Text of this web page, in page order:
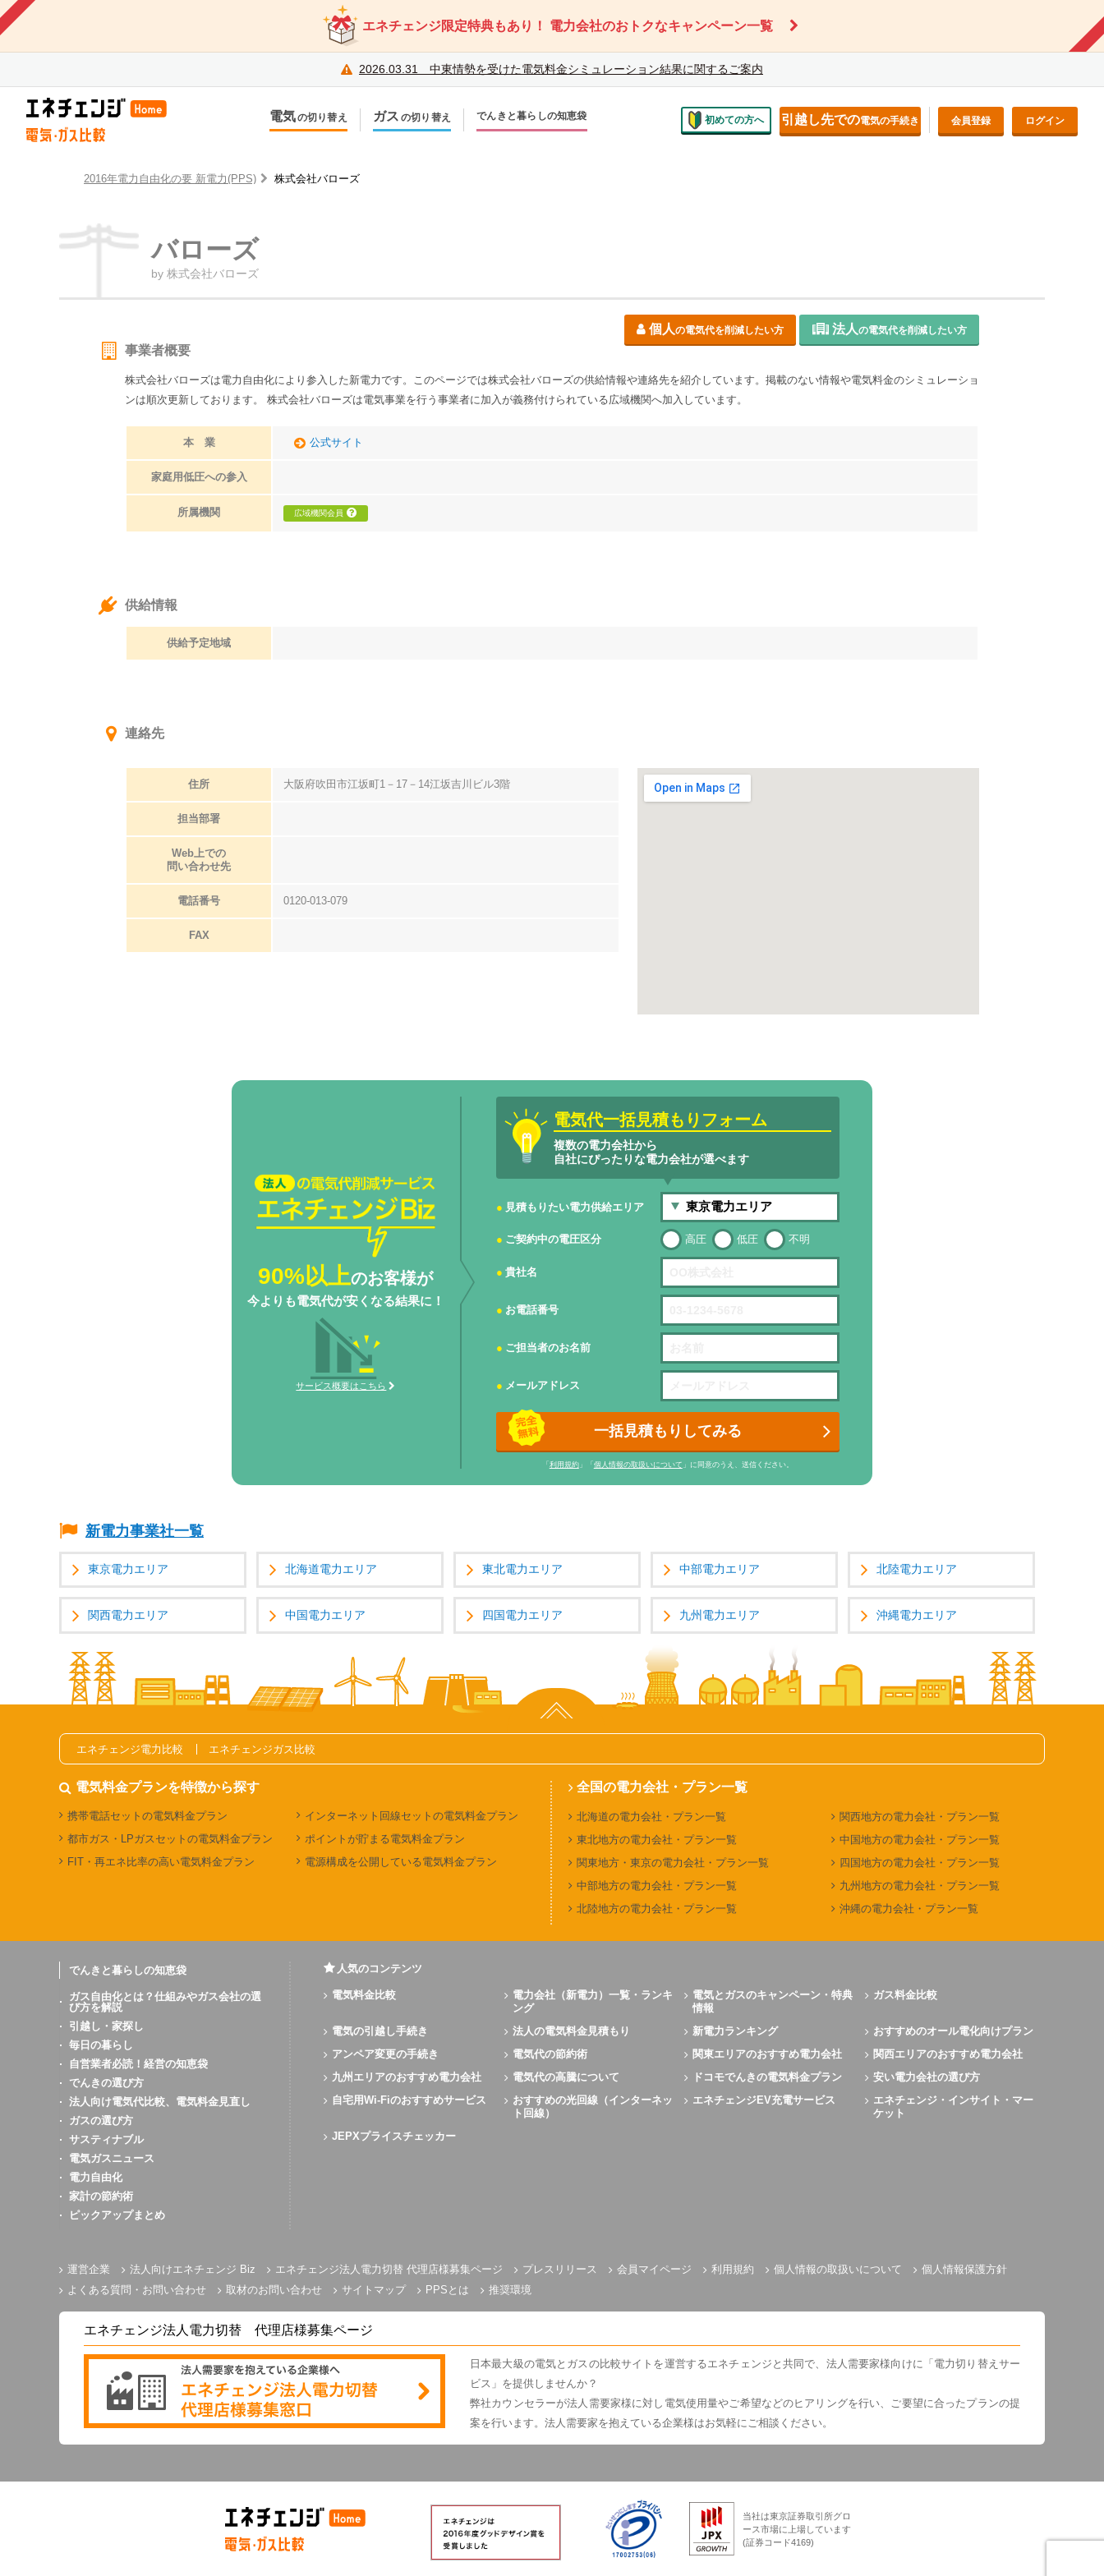
エネチェンジ限定特典もあり！ 電力会社のおトクなキャンペーン一覧
2026.03.31 中東情勢を受けた電気料金シミュレーション結果に関するご案内
電気の切り替え ガス の切り替え でんきと暮らしの知恵袋 初めての方へ 引越し先での電気の手続き 会員登録 ログイン
2016年電力自由化の要 新電力(PPS) 株式会社バローズ
バローズ
by 株式会社バローズ
個人の電気代を削減したい方 法人の電気代を削減したい方
事業者概要
株式会社バローズは電力自由化により参入した新電力です。このページでは株式会社バローズの供給情報や連絡先を紹介しています。掲載のない情報や電気料金のシミュレーショ
ンは順次更新しております。 株式会社バローズは電気事業を行う事業者に加入が義務付けられている広域機関へ加入しています。
本 業 公式サイト
家庭用低圧への参入
所属機関 広域機関会員
供給情報
供給予定地域
連絡先
住所 大阪府吹田市江坂町1－17－14江坂吉川ビル3階
担当部署
Web上での
問い合わせ先
電話番号 0120-013-079
FAX
法人の電気代削減サービスエネ
チェンジ Biz
90%以上のお客様が
今よりも電気代が安くなる結果に！
サービス概要はこちら
電気代一括見積もりフォーム
複数の電力会社から
自社にぴったりな電力会社が選べます
見積もりたい電力供給エリア
ご契約中の電圧区分 高圧 低圧 不明
貴社名
お電話番号
ご担当者のお名前
メールアドレス
一括見積もりしてみる
「 利用規約」「 個人情報の取扱いについて 」に同意のうえ、送信ください。
新電力事業社一覧
東京電力エリア 北海道電力エリア 東北電力エリア 中部電力エリア 北陸電力エリア
関西電力エリア 中国電力エリア 四国電力エリア 九州電力エリア 沖縄電力エリア
ページ上部へ
エネチェンジ電力比較 エネチェンジガス比較
電気料金プランを特徴から探す
携帯電話セットの電気料金プラン
インターネット回線セットの電気料金プラン
都市ガス・LPガスセットの電気料金プラン
ポイントが貯まる電気料金プラン
FIT・再エネ比率の高い電気料金プラン
電源構成を公開している電気料金プラン
全国の電力会社・プラン一覧
北海道の電力会社・プラン一覧
東北地方の電力会社・プラン一覧
関東地方・東京の電力会社・プラン一覧
中部地方の電力会社・プラン一覧
北陸地方の電力会社・プラン一覧
関西地方の電力会社・プラン一覧
中国地方の電力会社・プラン一覧
四国地方の電力会社・プラン一覧
九州地方の電力会社・プラン一覧
沖縄の電力会社・プラン一覧
でんきと暮らしの知恵袋
ガス自由化とは？仕組みやガス会社の選
び方を解説
引越し・家探し
毎日の暮らし
自営業者必読！経営の知恵袋
でんきの選び方
法人向け電気代比較、電気料金見直し
ガスの選び方
サスティナブル
電気ガスニュース
電力自由化
家計の節約術
ピックアップまとめ
人気のコンテンツ
電気料金比較
電力会社（新電力）一覧・ランキ
ング
電気とガスのキャンペーン・特典
情報
ガス料金比較
電気の引越し手続き 法人の電気料金見積もり 新電力ランキング
おすすめのオール電化向けプラン
アンペア変更の手続き
電気代の節約術 関東エリアのおすすめ電力会社
関西エリアのおすすめ電力会社
九州エリアのおすすめ電力会社
電気代の高騰について ドコモでんきの電気料金プラン
安い電力会社の選び方
自宅用Wi-Fiのおすすめサービス
おすすめの光回線（インターネッ
ト回線）
エネチェンジEV充電サービス
エネチェンジ・インサイト・マー
ケット
JEPXプライスチェッカー
運営企業 法人向けエネチェンジ Biz エネチェンジ法人電力切替 代理店様募集ページ プレスリリース 会員マイページ 利用規約 個人情報の取扱いについて
個人情報保護方針
よくある質問・お問い合わせ
取材のお問い合わせ サイトマップ PPSとは 推奨環境
エネチェンジ法人電力切替 代理店様募集ページ
日本最大級の電気とガスの比較サイトを運営するエネチェンジと共同で、法人需要家様向けに「電力切り替えサー
ビス」を提供しませんか？
弊社カウンセラーが法人需要家様に対し電気使用量やご希望などのヒアリングを行い、ご要望に合ったプランの提
案を行います。法人需要家を抱えている企業様はお気軽にご相談ください。
電気とガスのかんたん比較 エネチェンジ
当社は東京証券取引所グロ
ース市場に上場しています
(証券コード4169)